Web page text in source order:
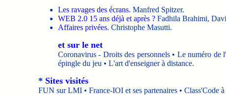
Les ravages des écrans. Manfred Spitzer.
WEB 2.0 15 ans déjà et après ?Fadhila Brahimi,
Affaires privées. Christophe Masutti.
et sur le net
Coronavirus - Droits des personnels • Le numéro
épingle du jeu • L'art d'enseigner à distance.
* Sites visités
FUN sur LMI • France-IOI et ses partenaires • Class'Code